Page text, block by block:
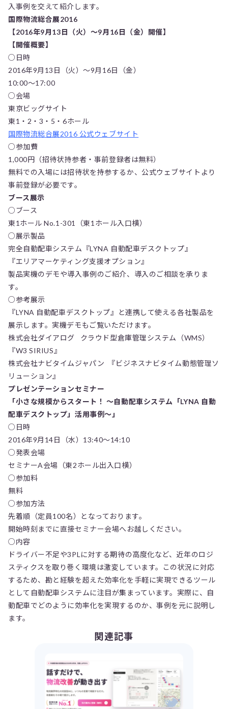
入事例を交えて紹介します。
国際物流総合展2016
【2016年9月13日（火）～9月16日（金）開催】
【開催概要】
○日時
2016年9月13日（火）～9月16日（金）
10:00～17:00
○会場
東京ビッグサイト
東1・2・3・5・6ホール
国際物流総合展2016 公式ウェブサイト
○参加費
1,000円（招待状持参者・事前登録者は無料）
無料での入場には招待状を持参するか、公式ウェブサイトより
事前登録が必要です。
ブース展示
○ブース
東1ホール No.1-301（東1ホール入口横）
○展示製品
完全自動配車システム『LYNA 自動配車デスクトップ』
『エリアマーケティング支援オプション』
製品実機のデモや導入事例のご紹介、導入のご相談を承りま
す。
○参考展示
『LYNA 自動配車デスクトップ』と連携して使える各社製品を
展示します。実機デモもご覧いただけます。
株式会社ダイアログ クラウド型倉庫管理システム（WMS）
『W3 SIRIUS』
株式会社ナビタイムジャパン 『ビジネスナビタイム動態管理ソ
リューション』
プレゼンテーションセミナー
「小さな規模からスタート！ ～自動配車システム「LYNA 自動
配車デスクトップ」活用事例～」
○日時
2016年9月14日（水）13:40～14:10
○発表会場
セミナーA会場（東2ホール出入口横）
○参加料
無料
○参加方法
先着順（定員100名）となっております。
開始時刻までに直接セミナー会場へお越しください。
○内容
ドライバー不足や3PLに対する期待の高度化など、近年のロジ
スティクスを取り巻く環境は激変しています。この状況に対応
するため、勘と経験を超えた効率化を手軽に実現できるツール
として自動配車システムに注目が集まっています。実際に、自
動配車でどのように効率化を実現するのか、事例を元に説明し
ます。
関連記事